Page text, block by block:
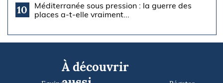
10
Méditerranée sous pression : la guerre des
places a-t-elle vraiment...
À découvrir